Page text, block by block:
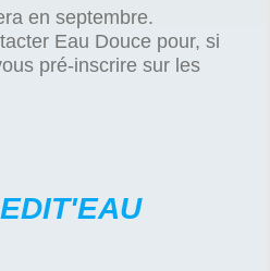
en septembre.
Eau Douce pour, si
pré-inscrire sur les
EDIT'EAU